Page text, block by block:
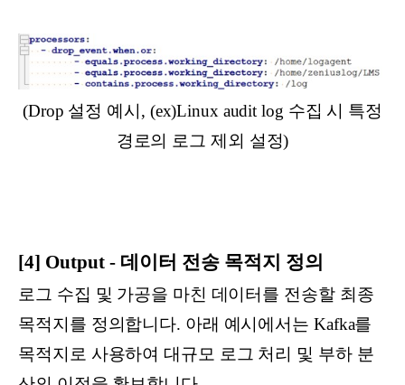
(Drop 설정 예시, (ex)Linux audit log 수집 시 특정
경로의 로그 제외 설정)
[4] Output - 데이터 전송 목적지 정의
로그 수집 및 가공을 마친 데이터를 전송할 최종
목적지를 정의합니다. 아래 예시에서는 Kafka를
목적지로 사용하여 대규모 로그 처리 및 부하 분